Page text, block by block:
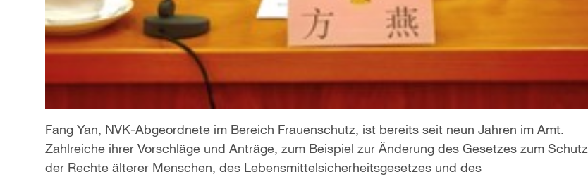
Fang Yan, NVK-Abgeordnete im Bereich Frauenschutz, ist bereits seit neun Jahren im Amt.
Zahlreiche ihrer Vorschläge und Anträge, zum Beispiel zur Änderung des Gesetzes zum Schutz
der Rechte älterer Menschen, des Lebensmittelsicherheitsgesetzes und des